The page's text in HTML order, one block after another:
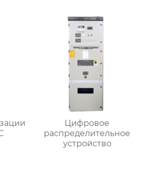
Цифровое
распределительное
устройство